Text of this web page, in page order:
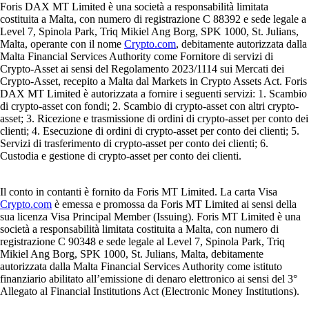
Foris DAX MT Limited è una società a responsabilità limitata
costituita a Malta, con numero di registrazione C 88392 e sede legale a
Level 7, Spinola Park, Triq Mikiel Ang Borg, SPK 1000, St. Julians,
Malta, operante con il nome Crypto.com, debitamente autorizzata dalla
Malta Financial Services Authority come Fornitore di servizi di
Crypto-Asset ai sensi del Regolamento 2023/1114 sui Mercati dei
Crypto-Asset, recepito a Malta dal Markets in Crypto Assets Act. Foris
DAX MT Limited è autorizzata a fornire i seguenti servizi: 1. Scambio
di crypto-asset con fondi; 2. Scambio di crypto-asset con altri crypto-
asset; 3. Ricezione e trasmissione di ordini di crypto-asset per conto dei
clienti; 4. Esecuzione di ordini di crypto-asset per conto dei clienti; 5.
Servizi di trasferimento di crypto-asset per conto dei clienti; 6.
Custodia e gestione di crypto-asset per conto dei clienti.
Il conto in contanti è fornito da Foris MT Limited. La carta Visa
Crypto.com è emessa e promossa da Foris MT Limited ai sensi della
sua licenza Visa Principal Member (Issuing). Foris MT Limited è una
società a responsabilità limitata costituita a Malta, con numero di
registrazione C 90348 e sede legale al Level 7, Spinola Park, Triq
Mikiel Ang Borg, SPK 1000, St. Julians, Malta, debitamente
autorizzata dalla Malta Financial Services Authority come istituto
finanziario abilitato all’emissione di denaro elettronico ai sensi del 3°
Allegato al Financial Institutions Act (Electronic Money Institutions).